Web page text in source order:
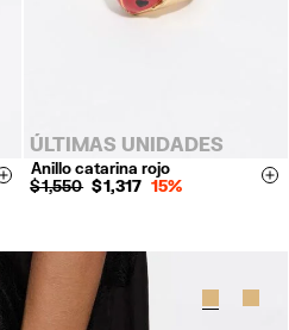
Size & Add
ÚLTIMAS UNIDADES
Anillo catarina rojo
$ 1,550 $ 1,317 15%
14 16